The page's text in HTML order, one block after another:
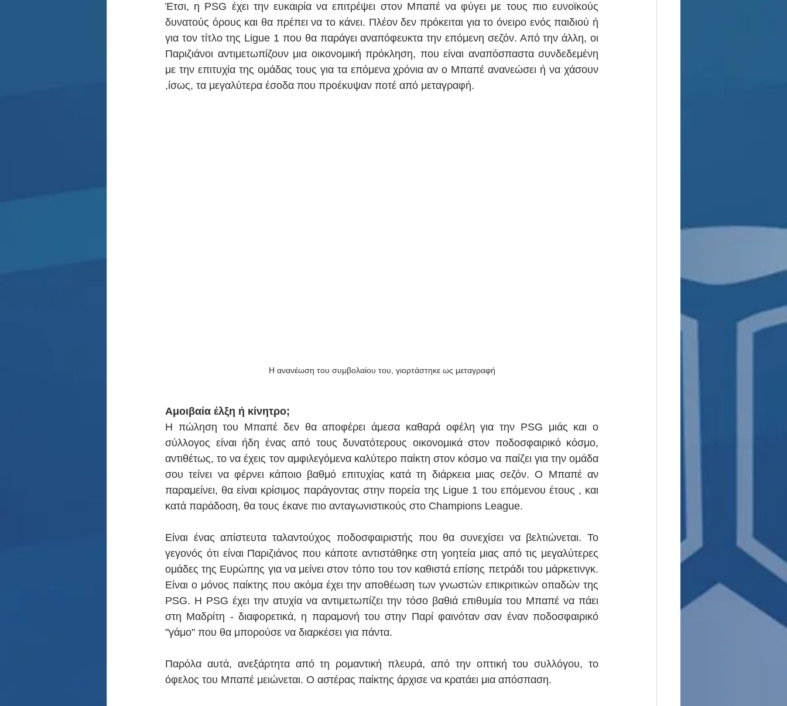
Έτσι, η PSG έχει την ευκαιρία να επιτρέψει στον Μπαπέ να φύγει με τους πιο ευνοϊκούς
δυνατούς όρους και θα πρέπει να το κάνει. Πλέον δεν πρόκειται για το όνειρο ενός παιδιού ή
για τον τίτλο της Ligue 1 που θα παράγει αναπόφευκτα την επόμενη σεζόν. Από την άλλη, οι
Παριζιάνοι αντιμετωπίζουν μια οικονομική πρόκληση, που είναι αναπόσπαστα συνδεδεμένη
με την επιτυχία της ομάδας τους για τα επόμενα χρόνια αν ο Μπαπέ ανανεώσει ή να χάσουν
,ίσως, τα μεγαλύτερα έσοδα που προέκυψαν ποτέ από μεταγραφή.
Η ανανέωση του συμβολαίου του, γιορτάστηκε ως μεταγραφή
Αμοιβαία έλξη ή κίνητρο;
Η πώληση του Μπαπέ δεν θα αποφέρει άμεσα καθαρά οφέλη για την PSG μιάς και ο
σύλλογος είναι ήδη ένας από τους δυνατότερους οικονομικά στον ποδοσφαιρικό κόσμο,
αντιθέτως, το να έχεις τον αμφιλεγόμενα καλύτερο παίκτη στον κόσμο να παίζει για την ομάδα
σου τείνει να φέρνει κάποιο βαθμό επιτυχίας κατά τη διάρκεια μιας σεζόν. Ο Μπαπέ αν
παραμείνει, θα είναι κρίσιμος παράγοντας στην πορεία της Ligue 1 του επόμενου έτους , και
κατά παράδοση, θα τους έκανε πιο ανταγωνιστικούς στο Champions League.
Είναι ένας απίστευτα ταλαντούχος ποδοσφαιριστής που θα συνεχίσει να βελτιώνεται. Το
γεγονός ότι είναι Παριζιάνος που κάποτε αντιστάθηκε στη γοητεία μιας από τις μεγαλύτερες
ομάδες της Ευρώπης για να μείνει στον τόπο του τον καθιστά επίσης πετράδι του μάρκετινγκ.
Είναι ο μόνος παίκτης που ακόμα έχει την αποθέωση των γνωστών επικριτικών οπαδών της
PSG. Η PSG έχει την ατυχία να αντιμετωπίζει την τόσο βαθιά επιθυμία του Μπαπέ να πάει
στη Μαδρίτη - διαφορετικά, η παραμονή του στην Παρί φαινόταν σαν έναν ποδοσφαιρικό
"γάμο" που θα μπορούσε να διαρκέσει για πάντα.
Παρόλα αυτά, ανεξάρτητα από τη ρομαντική πλευρά, από την οπτική του συλλόγου, το
όφελος του Μπαπέ μειώνεται. Ο αστέρας παίκτης άρχισε να κρατάει μια απόσπαση.